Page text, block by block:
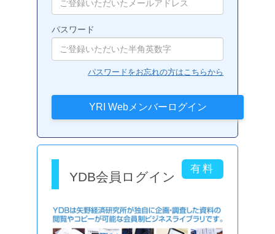
パスワード
パスワードをお忘れの方はこちらから
YDB会員ログイン